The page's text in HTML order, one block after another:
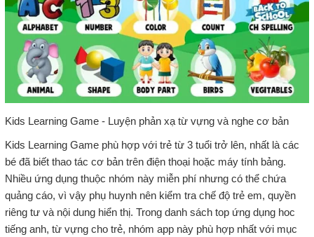
Kids Learning Game - Luyện phản xạ từ vựng và nghe cơ bản
Kids Learning Game phù hợp với trẻ từ 3 tuổi trở lên, nhất là các
bé đã biết thao tác cơ bản trên điện thoại hoặc máy tính bảng.
Nhiều ứng dụng thuộc nhóm này miễn phí nhưng có thể chứa
quảng cáo, vì vậy phụ huynh nên kiểm tra chế độ trẻ em, quyền
riêng tư và nội dung hiển thị. Trong danh sách top ứng dụng hoc
tiếng anh, từ vựng cho trẻ, nhóm app này phù hợp nhất với mục